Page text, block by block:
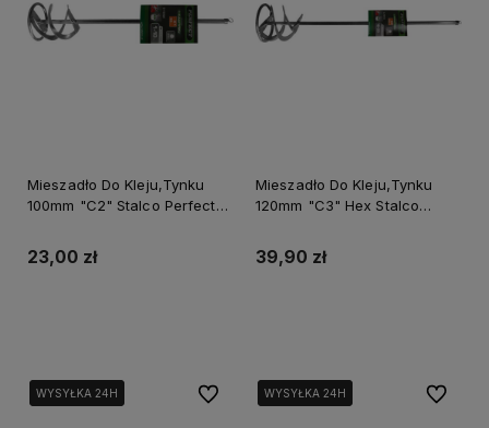
Mieszadło Do Kleju,Tynku
100mm "C2" Stalco Perfect
23,00 zł
Mieszadło Do Kleju,Tynku
120mm "C3" Hex Stalco
39,90 zł
WYSYŁKA 24H
WYSYŁKA 24H Do ulubionychWYSYŁKA 24H
WYSYŁKA 24H Do